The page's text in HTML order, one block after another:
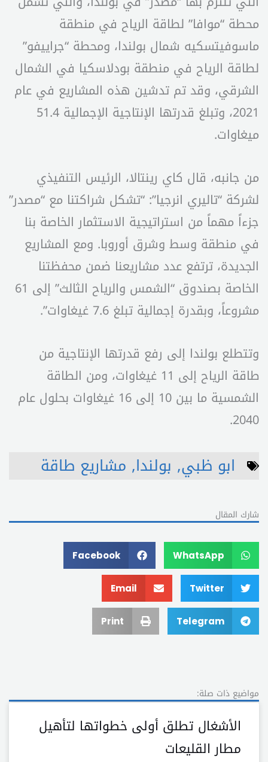
محطة “موافا” لطاقة الرياح في منطقة
ماسوفيتسكيه شمال بولندا، ومحطة “جراييفو”
لطاقة الرياح في منطقة بودلاسكيا في الشمال
الشرقي، وقد تم تدشين هذه المشاريع في عام
2021، وتبلغ قدرتها الإنتاجية الإجمالية 51.4
ميغاوات.
من جانبه، قال كاي رينتالا، الرئيس التنفيذي
لشركة “تاليري انرجيا”: “تشكل شراكتنا مع “مصدر”
جزءاً مهماً من استراتيجية الاستثمار الخاصة بنا
في منطقة وسط وشرق أوروبا. ومع المشاريع
الجديدة، ترتفع عدد مشاريعنا ضمن محفظتنا
الخاصة بصندوق “الشمس والرياح الثالث” إلى 61
مشروعاً، وبقدرة إجمالية تبلغ 7.6 غيغاوات”.
وتتطلع بولندا إلى رفع قدرتها الإنتاجية من
طاقة الرياح إلى 11 غيغاوات، ومن الطاقة
الشمسية ما بين 10 إلى 16 غيغاوات بحلول عام
2040.
ابو ظبي, بولندا, مشاريع طاقة
شارك المقال
WhatsApp
Facebook
Twitter
Email
Telegram
Print
مواضيع ذات صلة:
الأشغال تطلق أولى خطواتها لتأهيل
مطار القليعات